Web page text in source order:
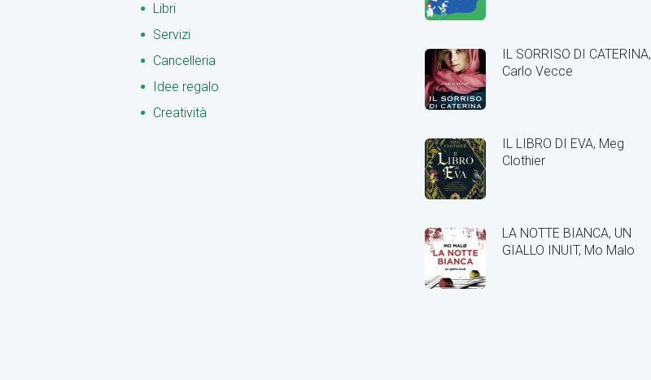
Libri
Servizi
Cancelleria
Idee regalo
Creatività
IL SORRISO DI CATERINA,
Carlo Vecce
IL LIBRO DI EVA, Meg
Clothier
LA NOTTE BIANCA, UN
GIALLO INUIT, Mo Malo